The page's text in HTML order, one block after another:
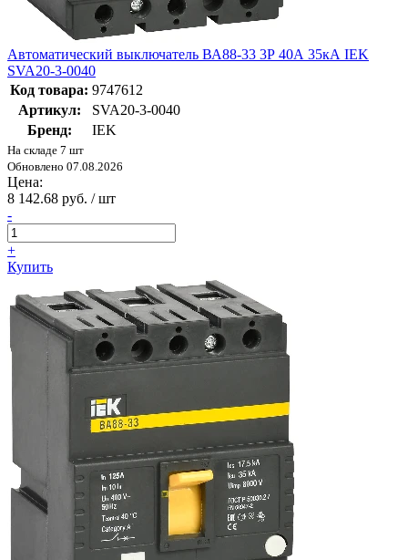
Автоматический выключатель ВА88-33 3Р 40А 35кА IEK
SVA20-3-0040
Код товара: 9747612
Артикул:
SVA20-3-0040
Бренд:
IEK
На складе 7 шт
Обновлено 07.08.2026
Цена:
8 142.68 руб. / шт
-
+
Купить